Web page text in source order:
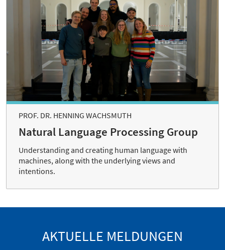
PROF. DR. HENNING WACHSMUTH
Natural Language Processing Group
Understanding and creating human language with
machines, along with the underlying views and
intentions.
AKTUELLE MELDUNGEN